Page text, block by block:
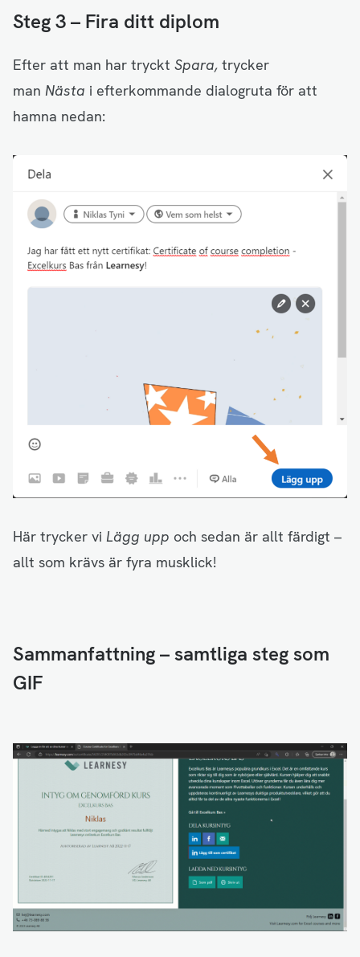
Steg 3 – Fira ditt diplom
Efter att man har tryckt Spara, trycker
man Nästa i efterkommande dialogruta för att
hamna nedan:
Här trycker vi Lägg upp och sedan är allt färdigt –
allt som krävs är fyra musklick!
Sammanfattning – samtliga steg som
GIF